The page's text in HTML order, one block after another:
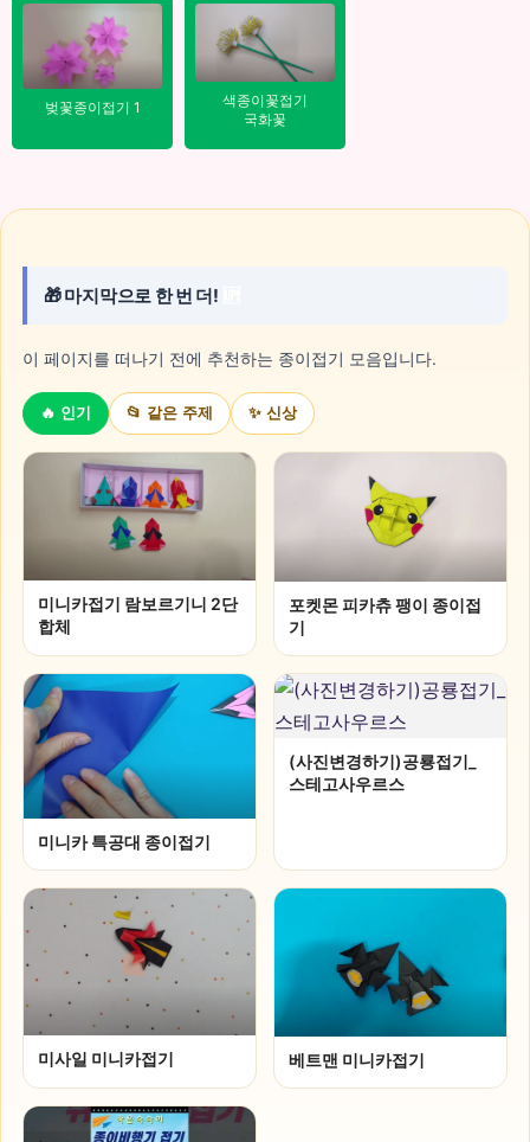
✨
벚꽃종이접기 1
색종이꽃접기
국화꽃
🎁 마지막으로 한 번 더!
이 페이지를 떠나기 전에 추천하는 종이접기 모음입니다.
🔥 인기 📂 같은 주제 ✨ 신상
미니카접기 람보르기니 2단
합체
포켓몬 피카츄 팽이 종이접
기
미니카 특공대 종이접기
(사진변경하기)공룡접기_
스테고사우르스
미사일 미니카접기 베트맨 미니카접기